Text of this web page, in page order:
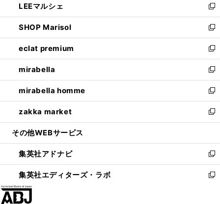
く
で
開
く
ド
ウ
で
開
く
ィ
ン
ド
ウ
で
開
く
い
ウ
ィ
ン
ド
ウ
で
開
く
LEEマルシェ
新
し
い
ウ
ィ
ン
ド
ウ
で
開
く
SHOP Marisol
新
し
い
ウ
ィ
ン
ド
ウ
で
開
eclat premium
新
し
い
ウ
ィ
ン
ド
ウ
開
く
mirabella
新
し
い
ウ
ィ
ン
ウ
で
開
く
mirabella homme
新
し
い
ウ
ン
ド
ウ
で
zakka market
新
し
ウ
ィ
ン
ド
その他WEBサービス
集英社アドナビ
新
し
い
集英社エディターズ・ラボ
新